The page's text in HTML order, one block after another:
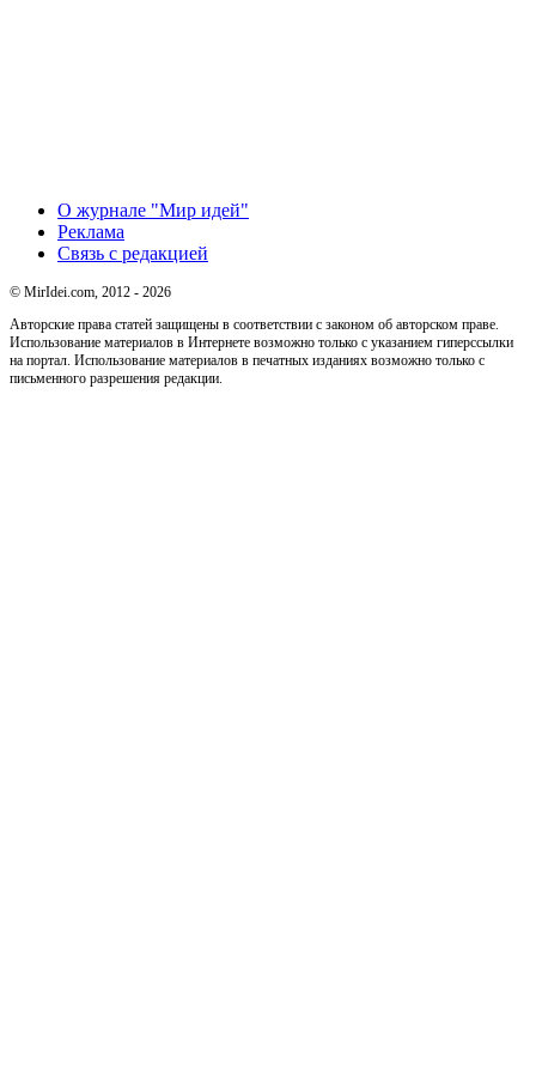
О журнале "Мир идей"
Реклама
Связь с редакцией
© MirIdei.com, 2012 - 2026
Авторские права статей защищены в соответствии с законом об авторском праве.
Использование материалов в Интернете возможно только с указанием гиперссылки
на портал. Использование материалов в печатных изданиях возможно только с
письменного разрешения редакции.